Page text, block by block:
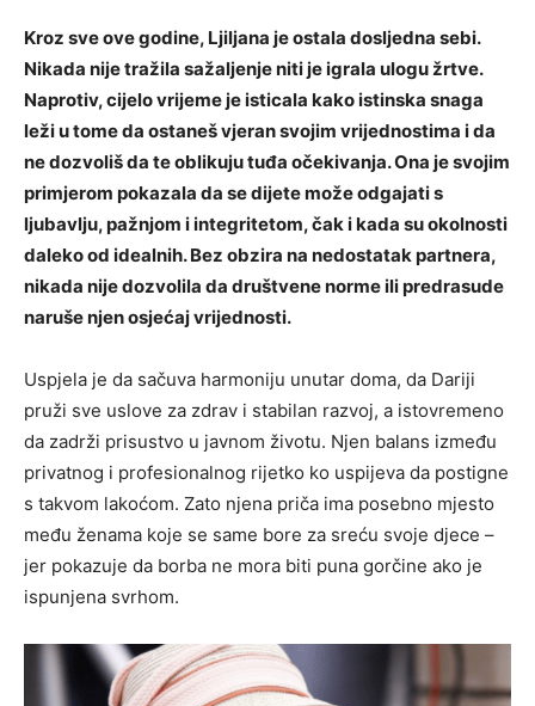
Kroz sve ove godine, Ljiljana je ostala dosljedna sebi.
Nikada nije tražila sažaljenje niti je igrala ulogu žrtve.
Naprotiv, cijelo vrijeme je isticala kako istinska snaga
leži u tome da ostaneš vjeran svojim vrijednostima i da
ne dozvoliš da te oblikuju tuđa očekivanja. Ona je svojim
primjerom pokazala da se dijete može odgajati s
ljubavlju, pažnjom i integritetom, čak i kada su okolnosti
daleko od idealnih. Bez obzira na nedostatak partnera,
nikada nije dozvolila da društvene norme ili predrasude
naruše njen osjećaj vrijednosti.
Uspjela je da sačuva harmoniju unutar doma, da Dariji
pruži sve uslove za zdrav i stabilan razvoj, a istovremeno
da zadrži prisustvo u javnom životu. Njen balans između
privatnog i profesionalnog rijetko ko uspijeva da postigne
s takvom lakoćom. Zato njena priča ima posebno mjesto
među ženama koje se same bore za sreću svoje djece –
jer pokazuje da borba ne mora biti puna gorčine ako je
ispunjena svrhom.